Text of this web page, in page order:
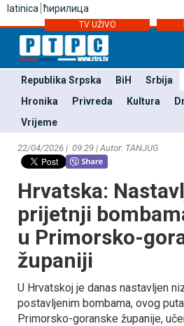
latinica ћирилица
TV UŽIVO
Republika Srpska BiH Srbija
Hronika
Privreda Kultura
Vrijeme
22/04/2026 | 09:29 | Autor: TANЈUG
Hrvatska:
prijetnji
u Primorsko-
županiji
U Hrvatskoj je danas nastavljen
postavljenim bombama, ovog
Primorsko-goranske županije,